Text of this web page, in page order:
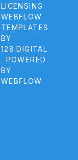
LICENSING
WEBFLOW
TEMPLATES
BY
128.DIGITAL
. POWERED
BY
WEBFLOW